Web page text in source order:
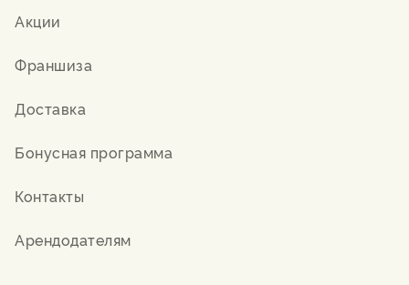
Акции
Франшиза
Доставка
Бонусная программа
Контакты
Арендодателям